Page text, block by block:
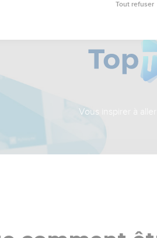
Vous inspirer à
Tout refuser